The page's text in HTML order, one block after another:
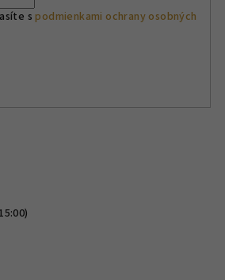
v
p
spodmienkami ochrany osobných